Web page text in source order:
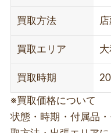
買取方法
買取エリア
買取時期
※買取価格について
状態・時期・付属品